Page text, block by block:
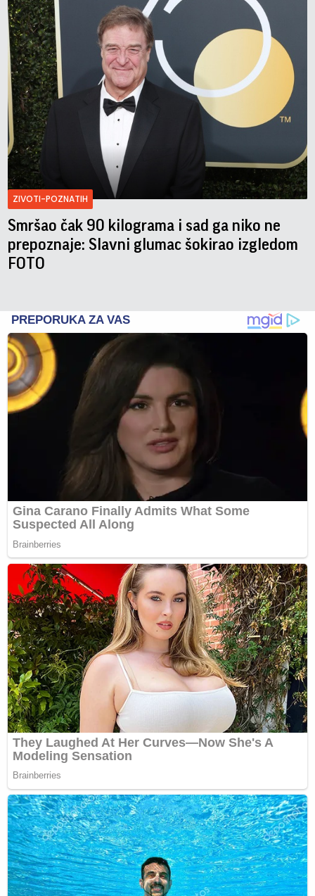
ZIVOTI-POZNATIH
Smršao čak 90 kilograma i sad ga niko ne
prepoznaje: Slavni glumac šokirao izgledom
FOTO